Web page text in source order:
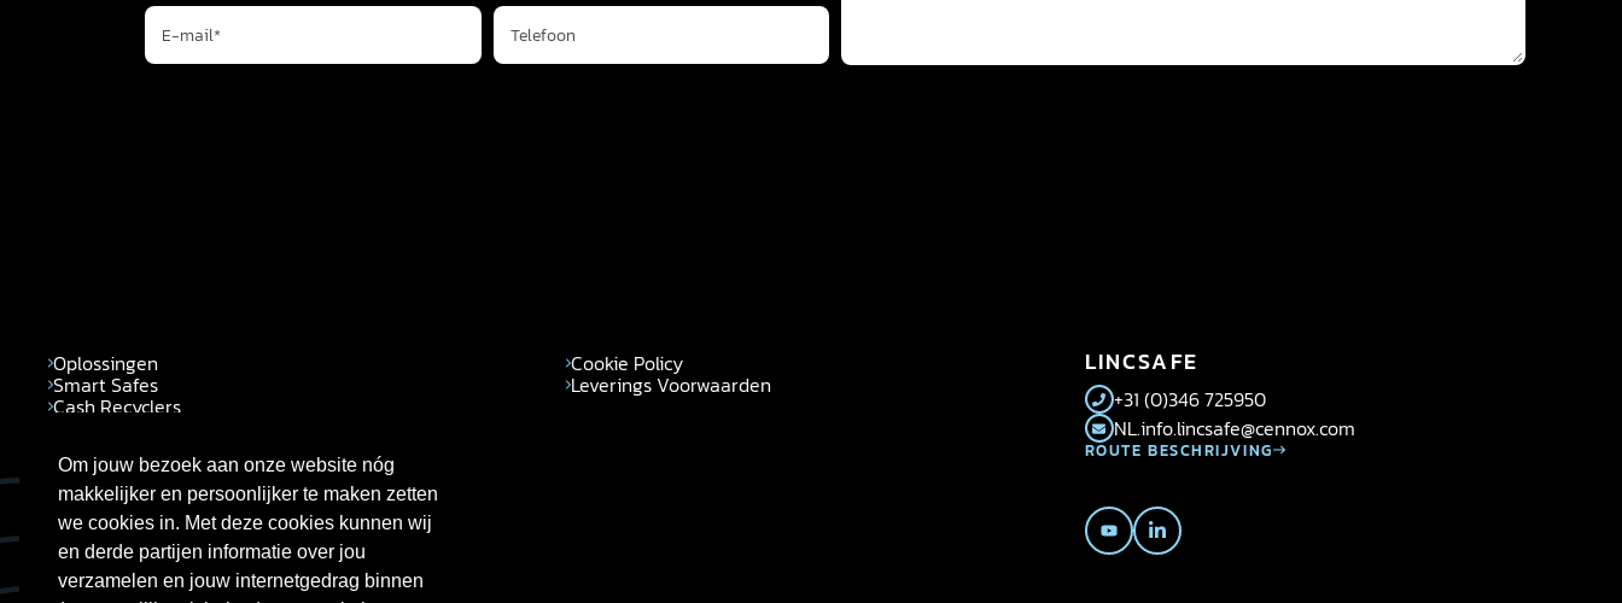
Om jouw bezoek aan onze website nóg
makkelijker en persoonlijker te maken zetten
we cookies in. Met deze cookies kunnen wij
en derde partijen informatie over jou
verzamelen en jouw internetgedrag binnen
E-mail* Telefoon
Oplossingen
Smart Safes
Cash Recyclers
Maatwerk
Praktijkcases
Cookie Policy
Leverings Voorwaarden
LINCSAFE
+31 (0)346 725950
NL.info.lincsafe@cennox.com
ROUTE BESCHRIJVING